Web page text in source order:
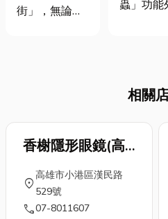
帶你讀懂台中
街」，無論是
別的飲食文化
跟其他縣市有
不同於台北的
精緻窄小或台
南的甜潤委
蟲」功能
內空間提
多用途，
如：通風
氣、遮擋
線、防塵防
霾、安全
等等。
相關
香榭隱形眼鏡(高
雄小港)
location_on
高雄市小港區漢民路
529號
call07-8011607